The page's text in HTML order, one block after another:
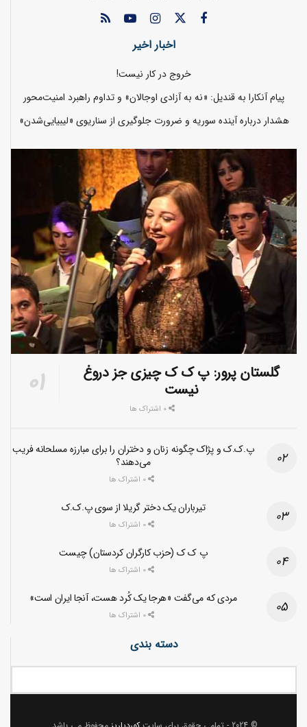
اخبار اخیر
خروج در کار نیست!
پیام آنکارا به قندیل: «نه به آزادی اوجالان» و تداوم راهبرد امنیت‌محور
هشدار درباره آینده سوریه و ضرورت جلوگیری از سناریوی «لیبیایی‌شدن»
گلستان پرور: پ ک ک چیزی جز دروغ
نیست
پ.ک.ک و پژاک چگونه زنان و دختران را برای مبارزه مسلحانه فریب
می‌دهند؟
تیرباران یک دختر گریلا از سوی پ.ک.ک
پ ک ک (حزب کارگران کردستان) چیست
مردی که می‌گفت «هرجا یک کُرد هست، آنجا ایران است»
دسته بندی